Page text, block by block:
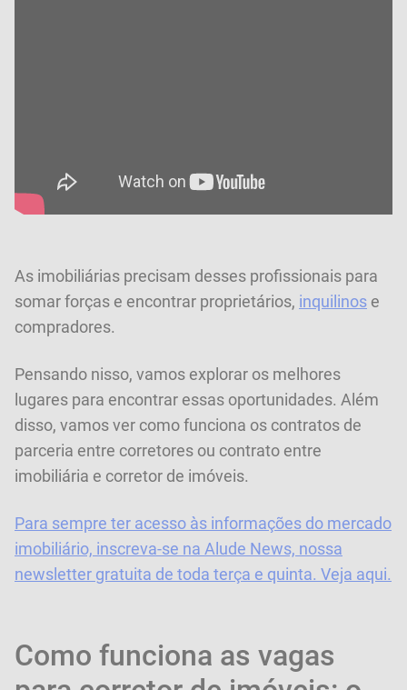
As imobiliárias precisam desses profissionais para
somar forças e encontrar proprietários, inquilinos e
compradores.
Pensando nisso, vamos explorar os melhores
lugares para encontrar essas oportunidades. Além
disso, vamos ver como funciona os contratos de
parceria entre corretores ou contrato entre
imobiliária e corretor de imóveis.
Para sempre ter acesso às informações do mercado
imobiliário, inscreva-se na Alude News, nossa
newsletter gratuita de toda terça e quinta. Veja aqui.
Como funciona as vagas